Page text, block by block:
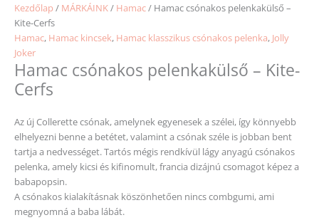
Kezdőlap / MÁRKÁINK/ Hamac/ Hamac csónakos pelenkakülső –
Kite-Cerfs
Hamac, Hamac kincsek, Hamac klasszikus csónakos pelenka, Jolly
Joker
Hamac csónakos pelenkakülső – Kite-
Cerfs
Az új Collerette csónak, amelynek egyenesek a szélei, így könnyebb
elhelyezni benne a betétet, valamint a csónak széle is jobban bent
tartja a nedvességet.Tartós mégis rendkívül lágy anyagú csónakos
pelenka, amely kicsi és kifinomult, francia dizájnú csomagot képez a
babapopsin.
A csónakos kialakításnak köszönhetően nincs combgumi, ami
megnyomná a baba lábát.